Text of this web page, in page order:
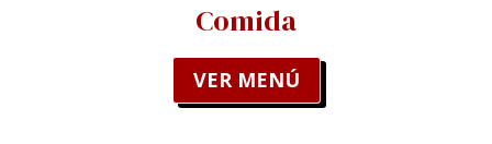
Comida
VER MENÚ